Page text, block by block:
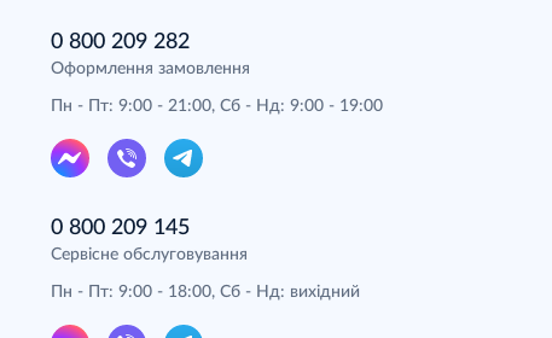
0 800 209 282
Оформлення замовлення
Пн - Пт: 9:00 - 21:00, Сб - Нд: 9:00 - 19:00
0 800 209 145
Сервісне обслуговування
Пн - Пт: 9:00 - 18:00, Сб - Нд: вихідний